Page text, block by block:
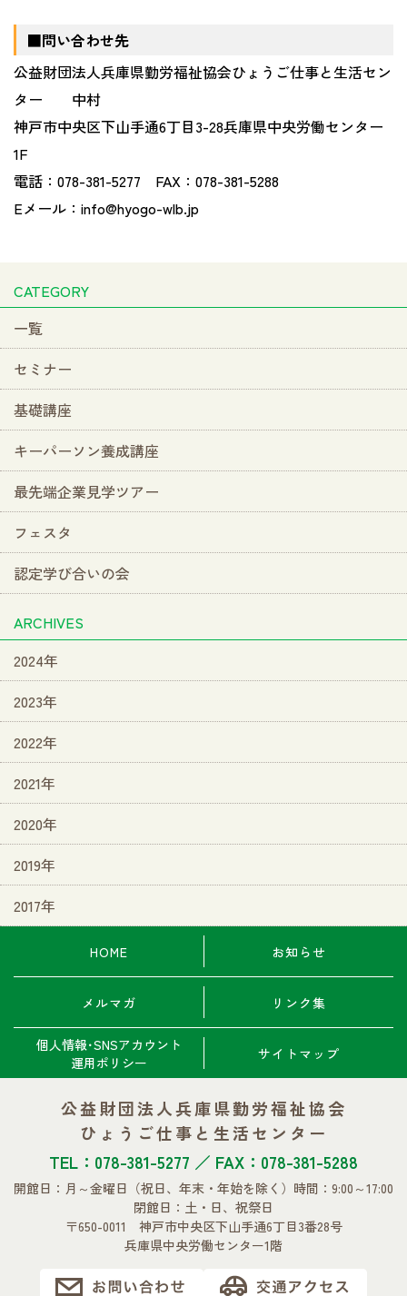
■問い合わせ先
公益財団法人兵庫県勤労福祉協会ひょうご仕事と生活セン
ター 中村
神戸市中央区下山手通6丁目3-28兵庫県中央労働センター
1F
電話： 078-381-5277 FAX ： 078-381-5288
Eメール： info@hyogo-wlb.jp
CATEGORY
一覧
セミナー
基礎講座
キーパーソン養成講座
最先端企業見学ツアー
フェスタ
認定学び合いの会
ARCHIVES
2024年
2023年
2022年
2021年
2020年
2019年
2017年
HOME お知らせ
メルマガ リンク集
個人情報･SNSアカウント
運用ポリシー
サイトマップ
公益財団法人兵庫県勤労福祉協会
ひょうご仕事と生活センター
TEL：078-381-5277 ／ FAX：078-381-5288
開館日：月～金曜日 （祝日、年末・年始を除く） 時間：9:00～17:00
閉館日：土・日、祝祭日
〒650-0011 神戸市中央区下山手通6丁目3番28号
兵庫県中央労働センター1階